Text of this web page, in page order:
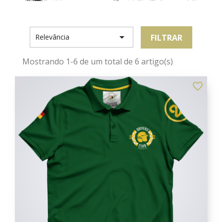
Relevância  FILTRAR
Mostrando 1-6 de um total de 6 artigo(s)
favorite_border